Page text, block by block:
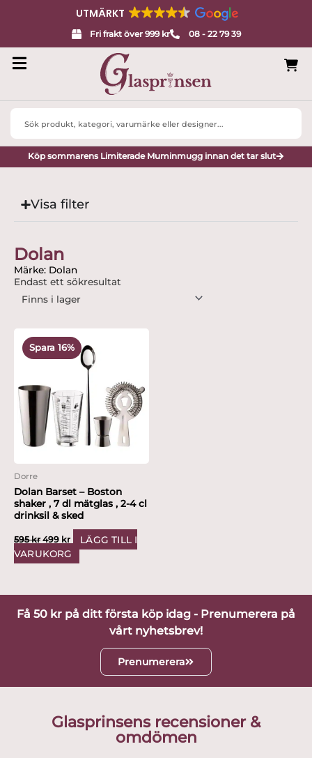
UTMÄRKT
Fri frakt över 999 kr 08 - 22 79 39
Search
Köp sommarens Limiterade Muminmugg innan det tar slut
Visa filter
Dolan
Märke: Dolan
Endast ett sökresultat
Spara 16%
Dorre
Dolan Barset – Boston
shaker , 7 dl mätglas , 2-4 cl
drinksil & sked
595kr
ursprungliga
499 kr
nuvarande
priset
499 kr.
LÄGG TILL I
VARUKORG
Få 50 kr på ditt första köp idag - Prenumerera på
vårt nyhetsbrev!
Prenumerera
Glasprinsens recensioner &
omdömen